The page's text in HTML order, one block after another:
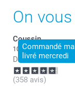
On
Commandé
livré mercredi
Coussin
10+ variantes
Dès 20,99
(358 avis)